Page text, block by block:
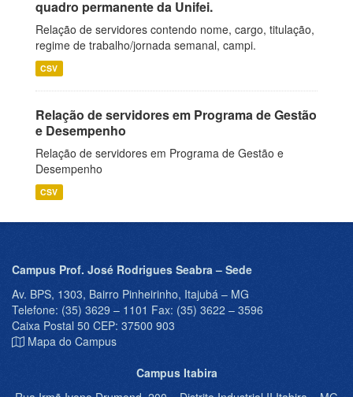
quadro permanente da Unifei.
Relação de servidores contendo nome, cargo, titulação,
regime de trabalho/jornada semanal, campi.
CSV
Relação de servidores em Programa de Gestão
e Desempenho
Relação de servidores em Programa de Gestão e
Desempenho
CSV
Campus Prof. José Rodrigues Seabra – Sede
Av. BPS, 1303, Bairro Pinheirinho, Itajubá – MG
Telefone: (35) 3629 – 1101 Fax: (35) 3622 – 3596
Caixa Postal 50 CEP: 37500 903
Mapa do Campus
Campus Itabira